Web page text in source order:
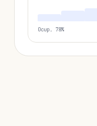
Ocup. 78%